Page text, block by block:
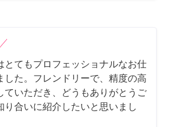
とてもプロフェッショナルなお仕
した。フレンドリーで、精度の高
ていただき、どうもありがとうご
り合いに紹介したいと思いまし